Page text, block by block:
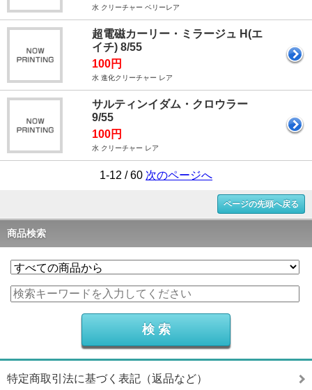
水 クリーチャー ベリーレア
超電磁カーリー・ミラージュ H(エ
イチ) 8/55
100円
水 進化クリーチャー レア
サルティンイダム・クロウラー
9/55
100円
水 クリーチャー レア
1-12 / 60 次のページへ
ページの先頭へ戻る
商品検索
特定商取引法に基づく表記（返品など）